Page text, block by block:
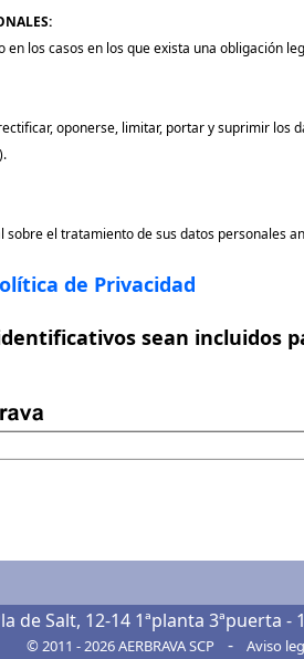
en los casos en los que exista una obligación
oponerse, limitar, portar y suprimir
el tratamiento de sus datos personales
de Privacidad
sean incluidos
de Salt, 12-14 1ªplanta 3ªpuerta -
© 2011 - 2026AERBRAVA SCP- Aviso